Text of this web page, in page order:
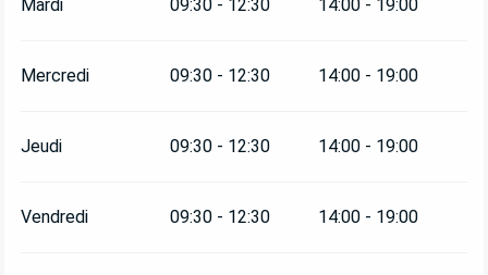
Mardi 09:30 - 12:30 14:00 - 19:00
Mercredi 09:30 - 12:30 14:00 - 19:00
Jeudi 09:30 - 12:30 14:00 - 19:00
Vendredi 09:30 - 12:30 14:00 - 19:00